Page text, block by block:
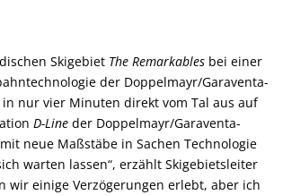
Skigebiet The Remarkables bei einer
der Doppelmayr/Garaventa-
nur vier Minuten direkt vom Tal aus auf
D-Line der Doppelmayr/Garaventa-
neue Maßstäbe in Sachen Technologie
warten lassen“, erzählt Skigebietsleiter
wir einige Verzögerungen erlebt, aber ich